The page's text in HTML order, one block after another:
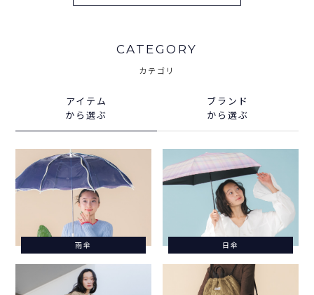
CATEGORY
カテゴリ
アイテム
から選ぶ
ブランド
から選ぶ
雨傘 日傘